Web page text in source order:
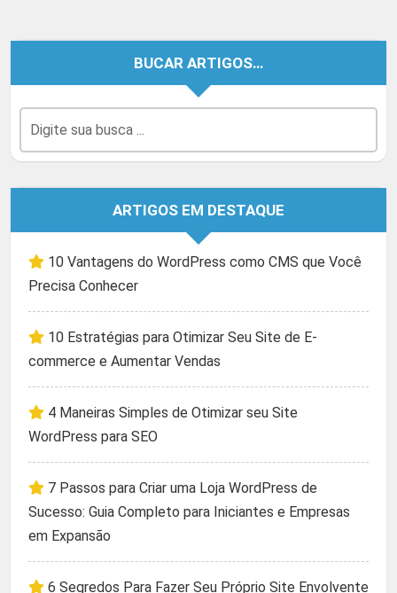
BUCAR ARTIGOS…
ARTIGOS EM DESTAQUE
10 Vantagens do WordPress como CMS que Você
Precisa Conhecer
10 Estratégias para Otimizar Seu Site de E-
commerce e Aumentar Vendas
4 Maneiras Simples de Otimizar seu Site
WordPress para SEO
7 Passos para Criar uma Loja WordPress de
Sucesso: Guia Completo para Iniciantes e Empresas
em Expansão
6 Segredos Para Fazer Seu Próprio Site Envolvente